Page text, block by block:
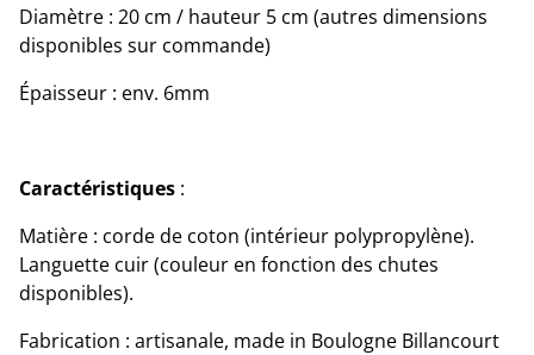
Diamètre : 20 cm / hauteur 5 cm (autres dimensions
disponibles sur commande)
Épaisseur : env. 6mm
Caractéristiques :
Matière : corde de coton (intérieur polypropylène).
Languette cuir (couleur en fonction des chutes
disponibles).
Fabrication : artisanale, made in Boulogne Billancourt